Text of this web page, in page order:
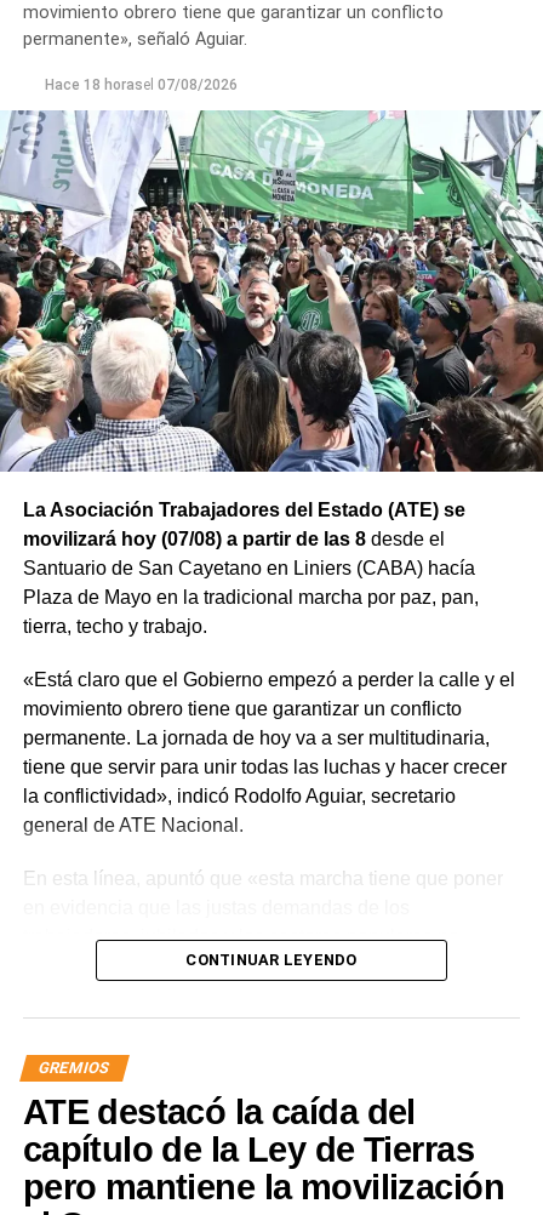
movimiento obrero tiene que garantizar un conflicto
permanente», señaló Aguiar.
Hace 18 horasel 07/08/2026
La Asociación Trabajadores del Estado (ATE) se
movilizará hoy (07/08) a partir de las 8desde el
Santuario de San Cayetano en Liniers (CABA) hacía
Plaza de Mayo en la tradicional marcha por paz, pan,
tierra, techo y trabajo.
«Está claro que el Gobierno empezó a perder la calle y el
movimiento obrero tiene que garantizar un conflicto
permanente. La jornada de hoy va a ser multitudinaria,
tiene que servir para unir todas las luchas y hacer crecer
la conflictividad», indicó Rodolfo Aguiar, secretario
general de ATE Nacional.
En esta línea, apuntó que «esta marcha tiene que poner
trabajadores, jubilados y los sectores populares no
encuentran respuestas, y que el gobierno es el exclusivo
mayoría de la sociedad».
«Lo demuestran las encuestas, a Milei se le están
terminando las balas. Tiene que saber que empezamos a
ir por él», sentenció Aguiar.
Las movilizaciones además se replicarán en todas las
CONTINUAR LEYENDO
GREMIOS
ATE destacó la caída del
capítulo de la Ley de Tierras
pero mantiene la movilización